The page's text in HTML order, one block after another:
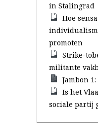
in Stalingrad
Hoe
promoten
Strike-
militante
Jambon
Is het
sociale partij